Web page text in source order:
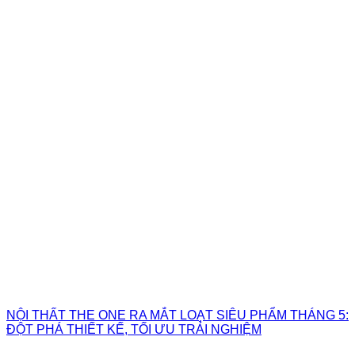
NỘI THẤT THE ONE RA MẮT LOẠT SIÊU PHẨM THÁNG 5:
ĐỘT PHÁ THIẾT KẾ, TỐI ƯU TRẢI NGHIỆM